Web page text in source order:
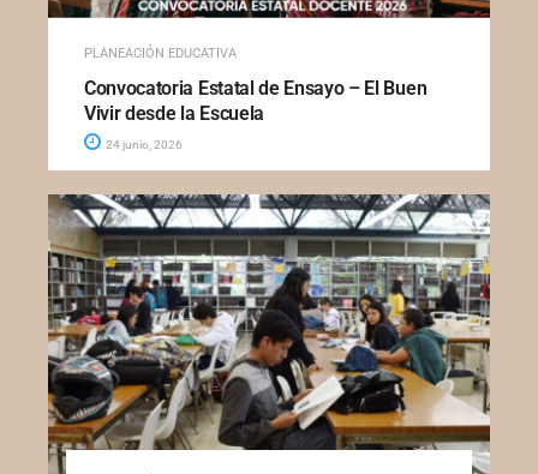
PLANEACIÓN EDUCATIVA
Convocatoria Estatal de Ensayo – El Buen
Vivir desde la Escuela
24 junio, 2026